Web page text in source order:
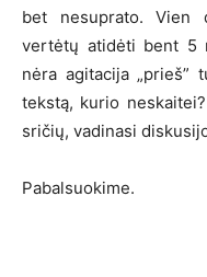
bet nesuprato. Vien
vertėtų atidėti bent 5
nėra agitacija „prieš”
tekstą, kurio
sričių, vadinasi
Pabalsuokime.